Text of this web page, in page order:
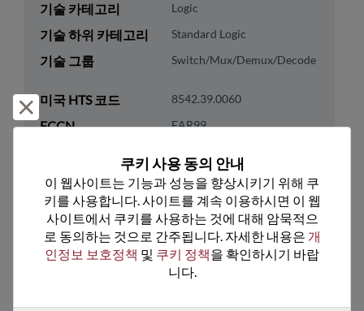
기술 카테고리 Logic
기술 하위 카테고리 Standard Logic
기술 그룹 Switch/Mux/Demux/Decode
미국 HTS 코드 8542.39.0060
ECCN EAR99
추천 대체 제품
거부 및 닫기
쿠키 사용 동의 안내
이 웹사이트는 기능과 성능을 향상시키기 위해 쿠
키를 사용합니다. 사이트를 계속 이용하시면 이 웹
사이트에서 쿠키를 사용하는 것에 대해 암묵적으
로 동의하는 것으로 간주됩니다. 자세한 내용은 개
인정보 보호정책 및 쿠키 정책을 확인하시기 바랍
니다.